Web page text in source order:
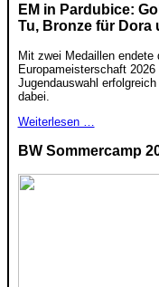
EM in Pardubice:
Tu, Bronze für Dora
Mit zwei Medaillen endete
Europameisterschaft
Jugendauswahl
dabei.
Weiterlesen …
BW Sommercamp